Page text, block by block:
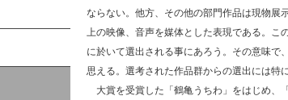
ならない。他方、その他の部門作品は現物展
上の映像、音声を媒体とした表現である。こ
に於いて選出される事にあろう。その意味で
思える。選考された作品群からの選出には特
大賞を受賞した「鶴亀うちわ」をはじめ、